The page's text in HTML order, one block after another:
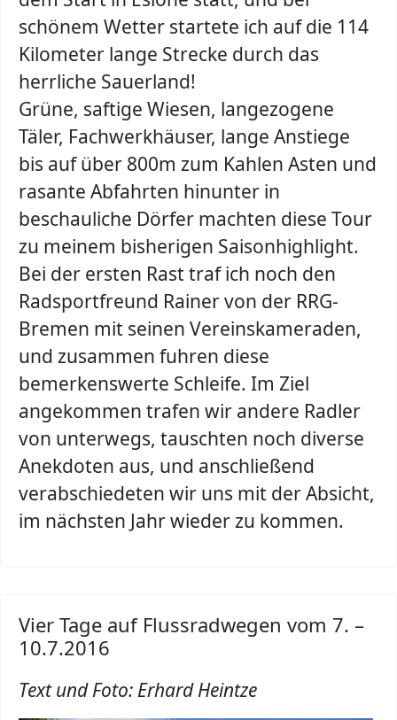
schönem Wetter startete ich auf die 114
Kilometer lange Strecke durch das
herrliche Sauerland!
Grüne, saftige Wiesen, langezogene
Täler, Fachwerkhäuser, lange Anstiege
bis auf über 800m zum Kahlen Asten und
rasante Abfahrten hinunter in
beschauliche Dörfer machten diese Tour
zu meinem bisherigen Saisonhighlight.
Bei der ersten Rast traf ich noch den
Radsportfreund Rainer von der RRG-
Bremen mit seinen Vereinskameraden,
und zusammen fuhren diese
bemerkenswerte Schleife. Im Ziel
angekommen trafen wir andere Radler
von unterwegs, tauschten noch diverse
Anekdoten aus, und anschließend
verabschiedeten wir uns mit der Absicht,
im nächsten Jahr wieder zu kommen.
Vier Tage auf Flussradwegen vom 7. –
10.7.2016
Text und Foto: Erhard Heintze